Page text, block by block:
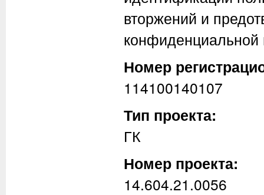
вторжений и
Номер
114100140107
Тип проекта:
ГК
Номер проекта:
14.604.21.0056